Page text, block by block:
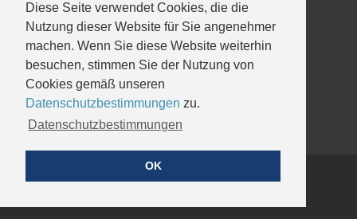
Diese Seite verwendetCookies, die die
Nutzung dieser Website für Sie angenehmer
machen. Wenn Sie diese Website weiterhin
besuchen, stimmen Sie der Nutzung von
Cookies gemäß unseren
Datenschutzbestimmungen zu.
Datenschutzbestimmungen
OK
Suche
© 2026Kommunaler Arbeitgeberverband